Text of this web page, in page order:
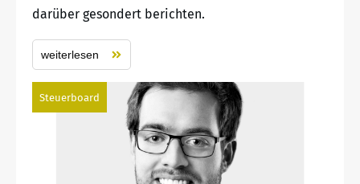
darüber gesondert berichten.
weiterlesen
Steuerboard